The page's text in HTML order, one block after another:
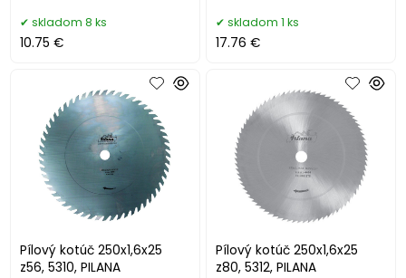
skladom 8 ks
10.75 €
skladom 1 ks
17.76 €
Pílový kotúč 250x1,6x25
z56, 5310, PILANA
Pílový kotúč 250x1,6x25
z80, 5312, PILANA